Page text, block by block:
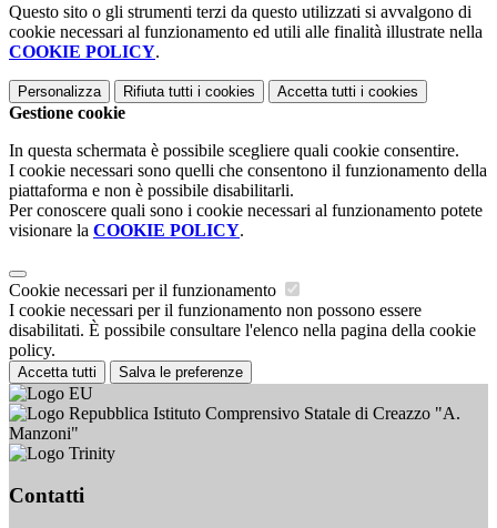
Questo sito o gli strumenti terzi da questo utilizzati si avvalgono di
cookie necessari al funzionamento ed utili alle finalità illustrate nella
COOKIE POLICY.
Personalizza Rifiuta tutti i cookies Accetta tutti i cookies
Gestione cookie
In questa schermata è possibile scegliere quali cookie consentire.
I cookie necessari sono quelli che consentono il funzionamento della
piattaforma e non è possibile disabilitarli.
Per conoscere quali sono i cookie necessari al funzionamento potete
visionare la COOKIE POLICY.
Cookie necessari per il funzionamento
I cookie necessari per il funzionamento non possono essere
disabilitati. È possibile consultare l'elenco nella pagina della cookie
policy.
Accetta tutti Salva le preferenze
Istituto Comprensivo Statale di Creazzo "A.
Manzoni"
Contatti